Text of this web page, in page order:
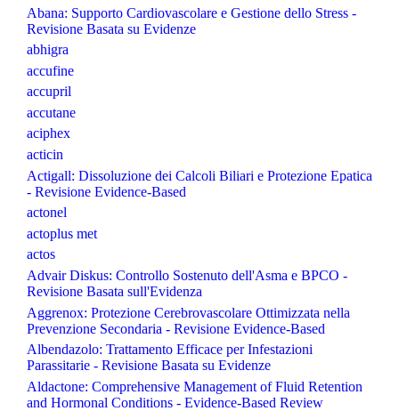
Abana: Supporto Cardiovascolare e Gestione dello Stress -
Revisione Basata su Evidenze
abhigra
accufine
accupril
accutane
aciphex
acticin
Actigall: Dissoluzione dei Calcoli Biliari e Protezione Epatica
- Revisione Evidence-Based
actonel
actoplus met
actos
Advair Diskus: Controllo Sostenuto dell'Asma e BPCO -
Revisione Basata sull'Evidenza
Aggrenox: Protezione Cerebrovascolare Ottimizzata nella
Prevenzione Secondaria - Revisione Evidence-Based
Albendazolo: Trattamento Efficace per Infestazioni
Parassitarie - Revisione Basata su Evidenze
Aldactone: Comprehensive Management of Fluid Retention
and Hormonal Conditions - Evidence-Based Review